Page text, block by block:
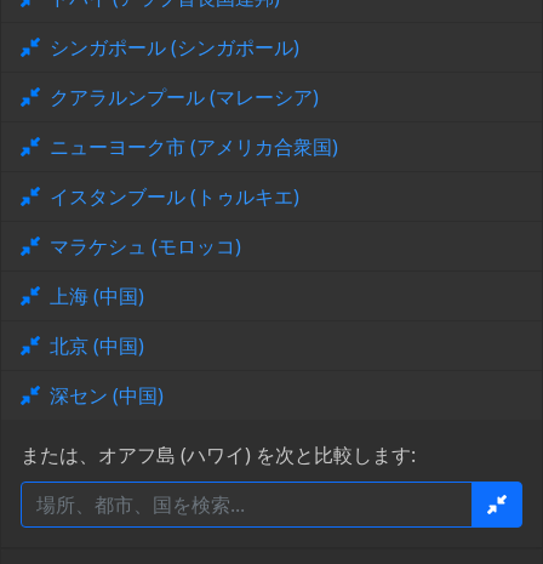
シンガポール (シンガポール)
クアラルンプール (マレーシア)
ニューヨーク市 (アメリカ合衆国)
イスタンブール (トゥルキエ)
マラケシュ (モロッコ)
上海 (中国)
北京 (中国)
深セン (中国)
または、オアフ島 (ハワイ) を次と比較します: